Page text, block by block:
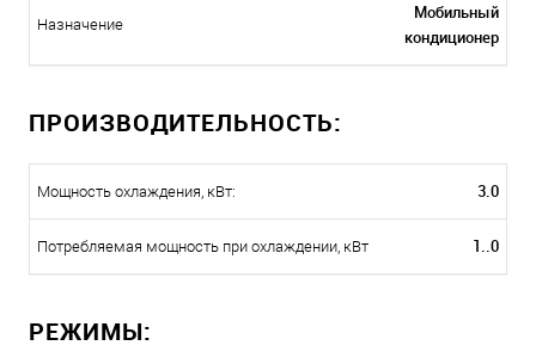
Назначение
Мобильный
кондиционер
ПРОИЗВОДИТЕЛЬНОСТЬ:
Мощность охлаждения, кВт: 3.0
Потребляемая мощность при охлаждении, кВт 1..0
РЕЖИМЫ: